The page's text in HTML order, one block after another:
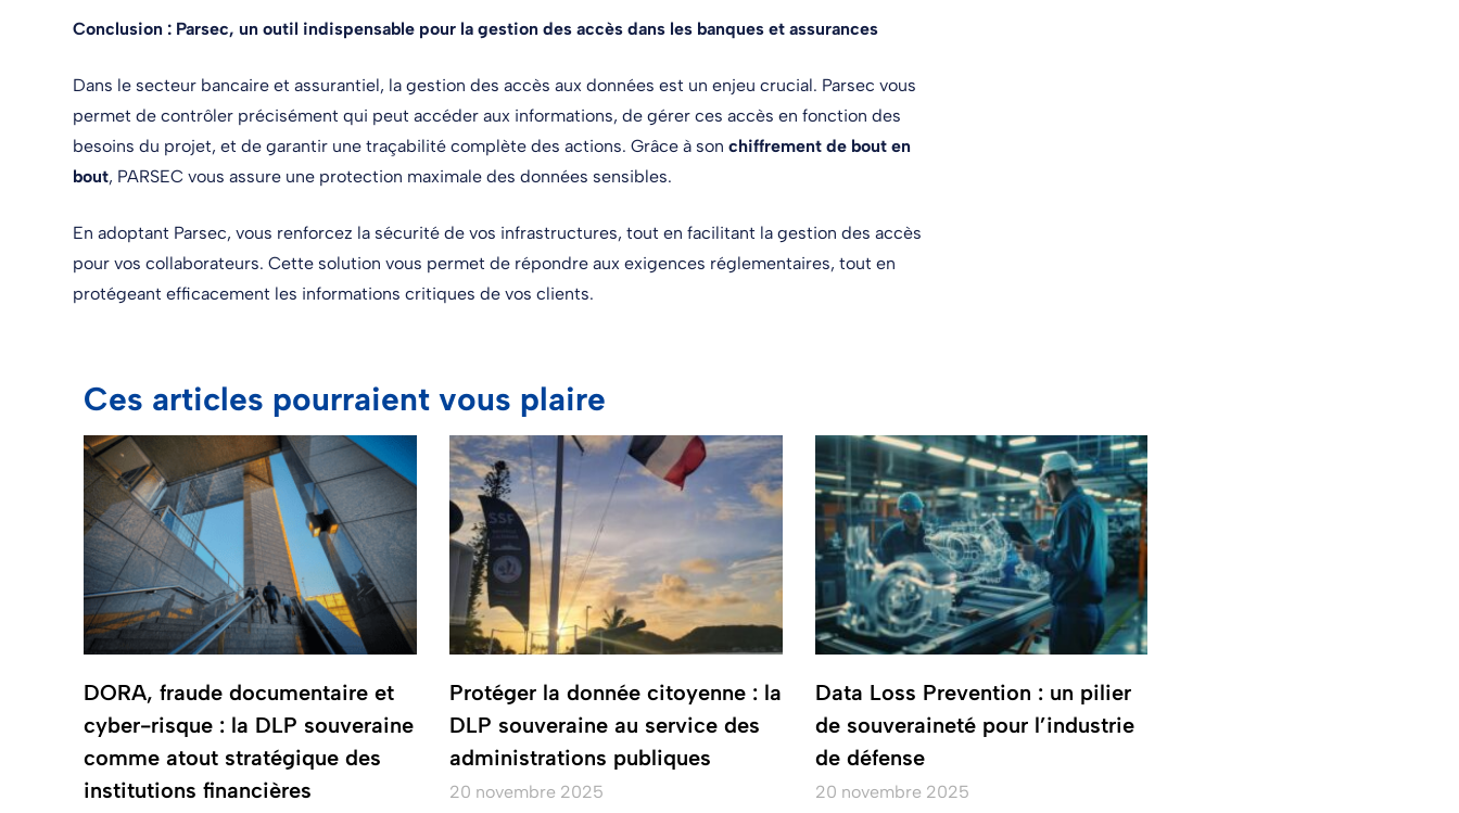
Conclusion : Parsec, un outil indispensable pour la gestion des accès dans les banques et assurances
Dans le secteur bancaire et assurantiel, la gestion des accès aux données est un enjeu crucial. Parsec vous
permet de contrôler précisément qui peut accéder aux informations, de gérer ces accès en fonction des
besoins du projet, et de garantir une traçabilité complète des actions. Grâce à sonchiffrement de bout en
bout, PARSEC vous assure une protection maximale des données sensibles.
En adoptant Parsec, vous renforcez la sécurité de vos infrastructures, tout en facilitant la gestion des accès
pour vos collaborateurs. Cette solution vous permet de répondre aux exigences réglementaires, tout en
protégeant efficacement les informations critiques de vos clients.
Ces articles pourraient vous plaire
DORA, fraude documentaire et
cyber-risque : la DLP souveraine
comme atout stratégique des
institutions financières
Protéger la donnée citoyenne : la
DLP souveraine au service des
administrations publiques
20 novembre 2025
Data Loss Prevention : un pilier
de souveraineté pour l’industrie
de défense
20 novembre 2025